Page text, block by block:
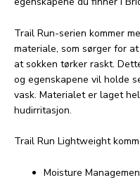
Trail Run-serien kommer
materiale, som sørger for
at sokken tørker raskt.
og egenskapene vil holde
vask. Materialet er laget
hudirritasjon.
Trail Run Lightweight
Moisture